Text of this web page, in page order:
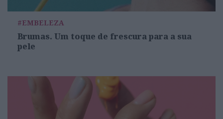
#EMBELEZA
Brumas. Um toque de frescura para a sua
pele